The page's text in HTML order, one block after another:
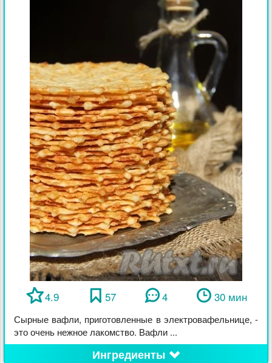
4.9 57 4 30 мин
Сырные вафли, приготовленные в электровафельнице, -
это очень нежное лакомство. Вафли ...
Ингредиенты